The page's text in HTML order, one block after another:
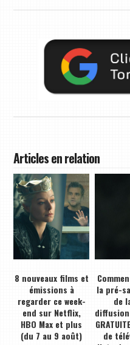
Articles en relation
8 nouveaux films et
émissions à
regarder ce week-
end sur Netflix,
HBO Max et plus
(du 7 au 9 août)
la pré-
de
de